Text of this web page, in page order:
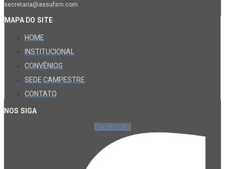
secretaria@assufsm.com
MAPA DO SITE
HOME
INSTITUCIONAL
CONVÊNIOS
SEDE CAMPESTRE
CONTATO
NOS SIGA
Facebook-f